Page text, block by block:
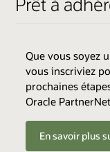
CRITÈRES DE
Frais de
échéant)
Que vous soyez
vous inscriviez
prochaines
Oracle
En savoir plus